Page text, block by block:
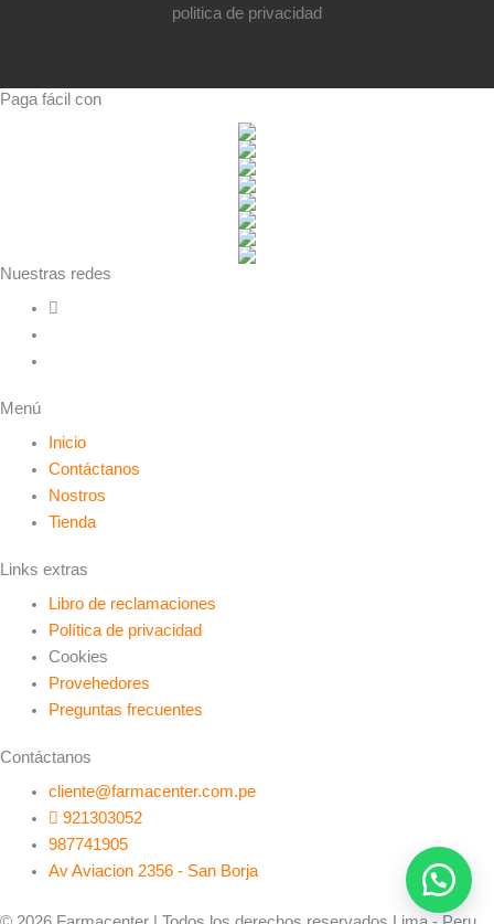
politica de privacidad
Paga fácil con
Nuestras redes
Menú
Inicio
Contáctanos
Nostros
Tienda
Links extras
Libro de reclamaciones
Política de privacidad
Cookies
Provehedores
Preguntas frecuentes
Contáctanos
cliente@farmacenter.com.pe
921303052
987741905
Av Aviacion 2356 - San Borja